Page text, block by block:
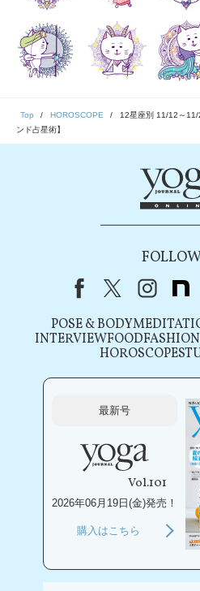
Top HOROSCOPE
12星座別 11/12～11/
ンド占星術】
FacebookX（旧
POSE & BODY
INTERVIEWFOOD
HOROSCOPE
最新号
Vol.101
2026年06月19日(金)発売！
購入はこちら